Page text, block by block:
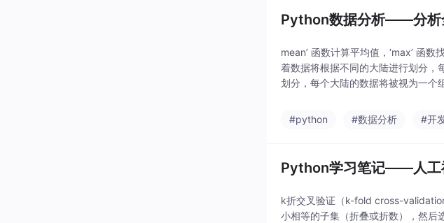
Python数据分析——分析
mean’ 函数计算平均值，‘max’ 函
着数据将根据不同的大陆进行划分，
划分，每个大陆的数据将被视为一个
对#python #数据分析 #开
Python学习笔记——人工
k折交叉验证（k-fold cross-
小相等的子集（折叠或折数），然后